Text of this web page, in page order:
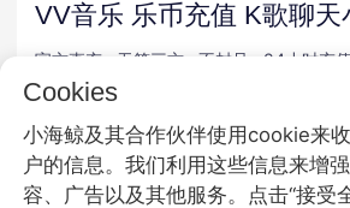
VV音乐 乐币充值 K歌聊天
官方直充 · 无第三方 · 不封号 · 24小时充值
商品规格
乐币
Cookies
小海鲸及其合作伙伴使用cookie来
户的信息。我们利用这些信息来增
容、广告以及其他服务。点击“接受